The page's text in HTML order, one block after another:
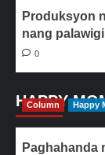
Produksyon
nang
0
HAPPY
Column Happy
Paghahanda